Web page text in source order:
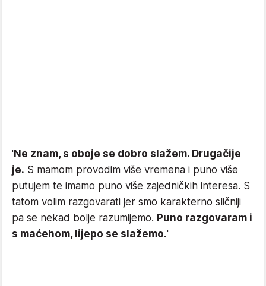
'Ne znam, s oboje se dobro slažem. Drugačije
je. S mamom provodim više vremena i puno više
putujem te imamo puno više zajedničkih interesa. S
tatom volim razgovarati jer smo karakterno sličniji
pa se nekad bolje razumijemo. Puno razgovaram i
s maćehom, lijepo se slažemo.'